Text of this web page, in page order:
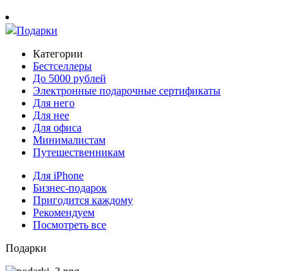
Подарки
Категории
Бестселлеры
До 5000 рублей
Электронные подарочные сертификаты
Для него
Для нее
Для офиса
Минималистам
Путешественникам
Для iPhone
Бизнес-подарок
Пригодится каждому
Рекомендуем
Посмотреть все
Подарки